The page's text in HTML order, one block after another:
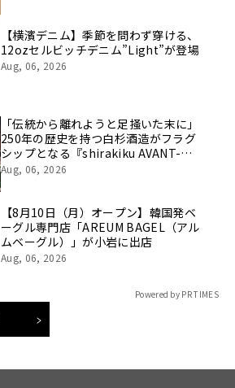
【横濱デニム】季節を問わず穿ける、
12ozセルビッチデニム”Light”が登場
Aug, 06, 2026
「伝統から離れようと足掻いた末に」
250年の歴史を持つ白杉酒造がフラグ
シップとなる『shirakiku AVANT-
GARDE（アヴァンギャルド）』２銘柄
Aug, 06, 2026
【8月10日（月）オープン】韓国発ベ
ーグル専門店「AREUM BAGEL（アル
ムベーグル）」が小岩に出店
Aug, 06, 2026
Powered by PR TIMES